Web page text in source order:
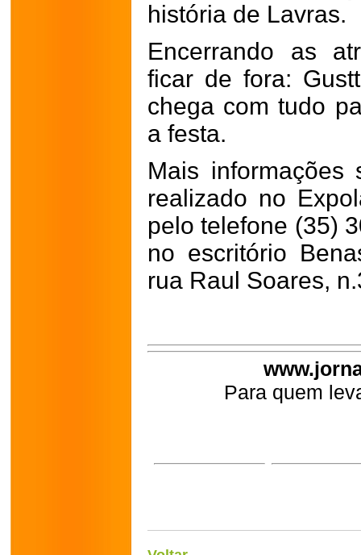
história de Lavras.
Encerrando as
ficar de fora:
chega com tudo
a festa.
Mais
realizado no
pelo telefone (35)
no escritório
rua Raul Soares,
Para quem